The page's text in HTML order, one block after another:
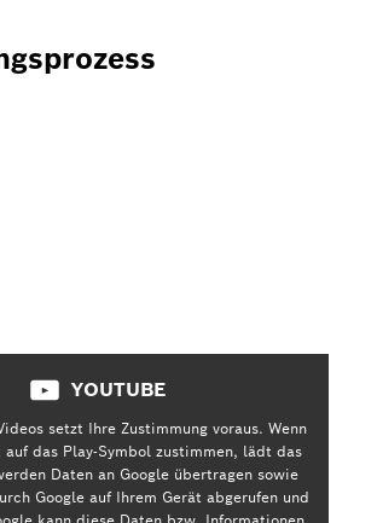
YOUTUBE
setzt Ihre Zustimmung voraus. Wenn
das Play-Symbol zustimmen, lädt das
Daten an Google übertragen sowie
Google auf Ihrem Gerät abgerufen und